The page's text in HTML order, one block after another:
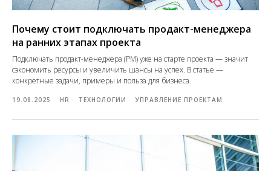
Почему стоит подключать продакт-менеджера
на ранних этапах проекта
Подключать продакт-менеджера (PM) уже на старте проекта — значит
сэкономить ресурсы и увеличить шансы на успех. В статье —
конкретные задачи, примеры и польза для бизнеса.
19.08.2025 HR ТЕХНОЛОГИИ УПРАВЛЕНИЕ ПРОЕКТАМ